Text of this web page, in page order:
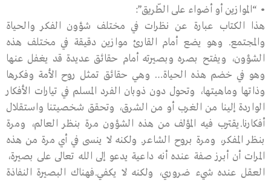
• “الموازين أو أضواء على الطّريق”:
هذا الكتاب عبارة عن نظرات في مختلف شؤون الفكر والحياة
والمجتمع. وهو يضع أمام القارئ موازين دقيقة في مختلف هذه
الشؤون، ويفتح بصره وبصيرته أمام حقائق عديدة قد يغفل عنها
وهو في خضم هذه الحياة… وهي حقائق تمثل روح الأمة وفكرها
وذاتها وماهيتها، وتحول دون ذوبان الفرد المسلم في تيارات الأفكار
الواردة إلينا من الغرب أو من الشرق، وتحقق شخصيتنا واستقلال
أفكارنا.يقترب فيه المؤلف من هذه الشؤون مرة بنظر العالم، ومرة
بنظر المفكر، ومرة بروح الشاعر. ولكنه لا ينسى في أي مرة من هذه
المرات أن أبرز صفة عنده أنه داعية يدعو إلى الله تعالى على بصيرة،
العقل عنده شيء ضروري، ولكنه لا يكفي.فهناك البصيرة النفاذة